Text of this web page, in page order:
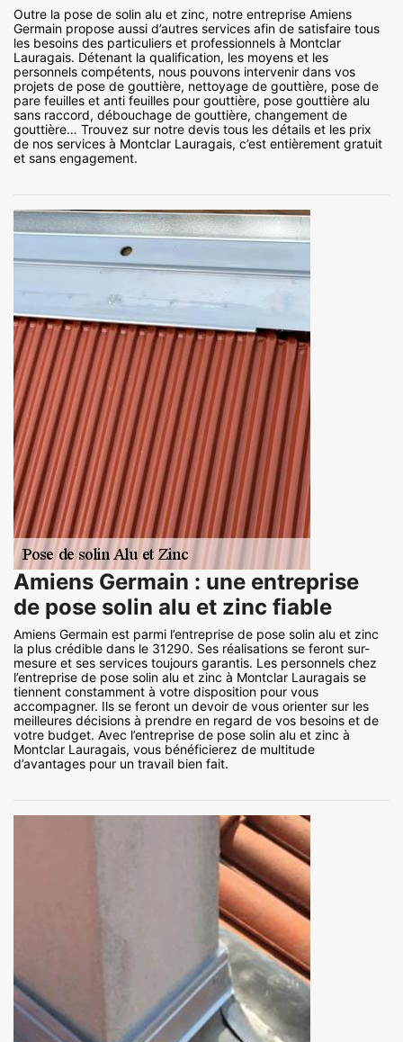
Outre la pose de solin alu et zinc, notre entreprise Amiens
Germain propose aussi d’autres services afin de satisfaire tous
les besoins des particuliers et professionnels à Montclar
Lauragais. Détenant la qualification, les moyens et les
personnels compétents, nous pouvons intervenir dans vos
projets de pose de gouttière, nettoyage de gouttière, pose de
pare feuilles et anti feuilles pour gouttière, pose gouttière alu
sans raccord, débouchage de gouttière, changement de
gouttière… Trouvez sur notre devis tous les détails et les prix
de nos services à Montclar Lauragais, c’est entièrement gratuit
et sans engagement.
Amiens Germain : une entreprise
de pose solin alu et zinc fiable
Amiens Germain est parmi l’entreprise de pose solin alu et zinc
la plus crédible dans le 31290. Ses réalisations se feront sur-
mesure et ses services toujours garantis. Les personnels chez
l’entreprise de pose solin alu et zinc à Montclar Lauragais se
tiennent constamment à votre disposition pour vous
accompagner. Ils se feront un devoir de vous orienter sur les
meilleures décisions à prendre en regard de vos besoins et de
votre budget. Avec l’entreprise de pose solin alu et zinc à
Montclar Lauragais, vous bénéficierez de multitude
d’avantages pour un travail bien fait.